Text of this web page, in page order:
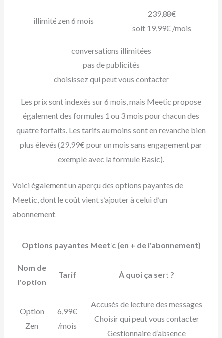
illimité zen 6 mois
239,88€
soit 19,99€ /mois
conversations illimitées
pas de publicités
choisissez qui peut vous contacter
Les prix sont indexés sur 6 mois, mais Meetic propose
également des formules 1 ou 3 mois pour chacun des
quatre forfaits. Les tarifs au moins sont en revanche bien
plus élevés (29,99€ pour un mois sans engagement par
exemple avec la formule Basic).
Voici également un aperçu des options payantes de
Meetic, dont le coût vient s’ajouter à celui d’un
abonnement.
Options payantes Meetic (en + de l'abonnement)
Nom de
l'option
Tarif À quoi ça sert ?
Option
Zen
6,99€
/mois
Accusés de lecture des messages
Choisir qui peut vous contacter
Gestionnaire d’absence